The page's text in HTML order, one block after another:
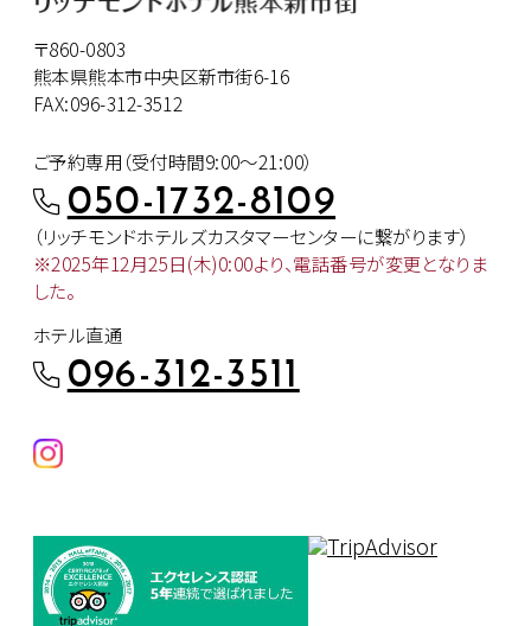
〒860-0803
熊本県熊本市中央区新市街6-16
FAX:096-312-3512
ご予約専用（受付時間9:00～21:00）
050-1732-8109
（リッチモンドホテルズカスタマーセンターに繋がります）
※2025年12月25日(木)0:00より、電話番号が変更となりま
した。
ホテル直通
096-312-3511